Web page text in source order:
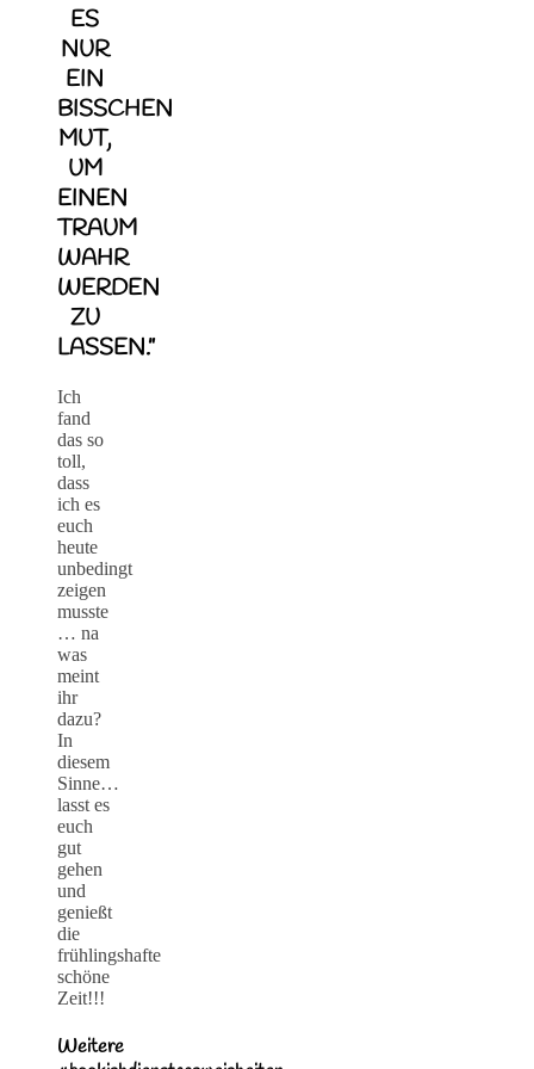
ES
NUR
EIN
BISSCHEN
MUT,
UM
EINEN
TRAUM
WAHR
WERDEN
ZU
LASSEN.”
Ich
fand
das so
toll,
dass
ich es
euch
heute
unbedingt
zeigen
musste
… na
was
meint
ihr
dazu?
In
diesem
Sinne…
lasst es
euch
gut
gehen
und
genießt
die
frühlingshafte
schöne
Zeit!!!
Weitere